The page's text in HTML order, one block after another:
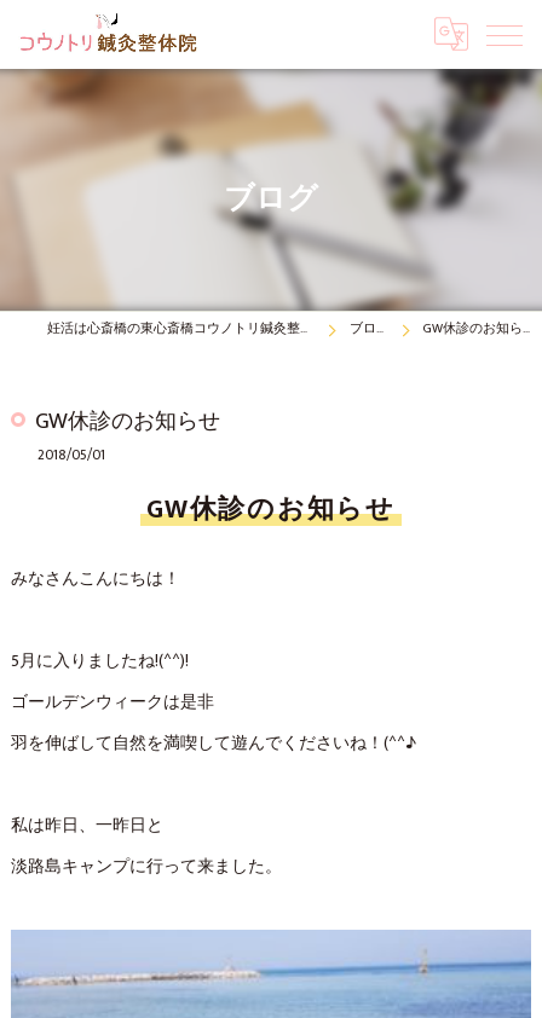
ブログ
妊活は心斎橋の東心斎橋コウノトリ鍼灸整体院 ブログ GW休診のお知らせ
GW休診のお知らせ
2018/05/01
GW休診のお知らせ
みなさんこんにちは！
5月に入りましたね!(^^)!
ゴールデンウィークは是非
羽を伸ばして自然を満喫して遊んでくださいね！(^^♪
私は昨日、一昨日と
淡路島キャンプに行って来ました。